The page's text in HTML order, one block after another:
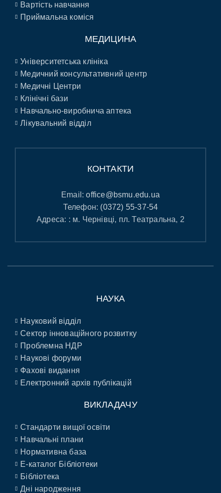
Вартість навчання
Приймальна коміся
МЕДИЦИНА
Університетська клініка
Медичний консультативний центр
Медичні Центри
Клінічні бази
Навчально-виробнича аптека
Лікувальний відділ
КОНТАКТИ
Email:office@bsmu.edu.ua
Телефон: (0372) 55-37-54
Адреса: : м. Чернівці, пл. Театральна, 2
НАУКА
Науковий відділ
Сектор інноваційного розвитку
Проблемна НДР
Наукові форуми
Фахові видання
Електронний архів публікацій
ВИКЛАДАЧУ
Стандарти вищої освіти
Навчальні плани
Нормативна база
E-каталог Бібліотеки
Бібліотека
Дні народження